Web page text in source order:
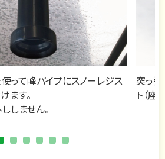
って峰パイプにスノーレジス
ます。
しません。
突っ
ト（座